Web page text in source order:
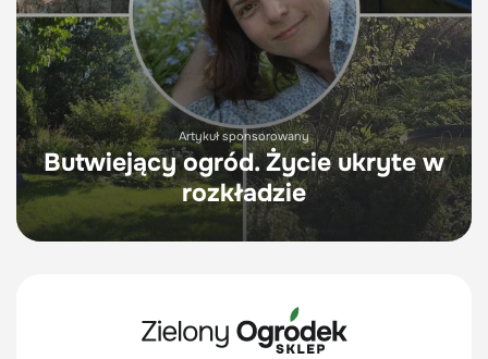
Artykuł sponsorowany
Butwiejący ogród. Życie ukryte w
rozkładzie